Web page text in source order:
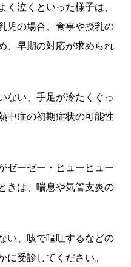
く泣くといった様子は、
児の場合、食事や授乳の
、早期の対応が求められ
ない、手足が冷たくぐっ
中症の初期症状の可能性
ゼーゼー・ヒューヒュー
きは、喘息や気管支炎の
い、咳で嘔吐するなどの
受診してください。